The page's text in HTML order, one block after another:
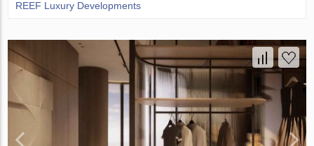
REEF Luxury Developments